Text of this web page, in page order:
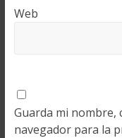
Web
Guarda mi nombre,
navegador para la